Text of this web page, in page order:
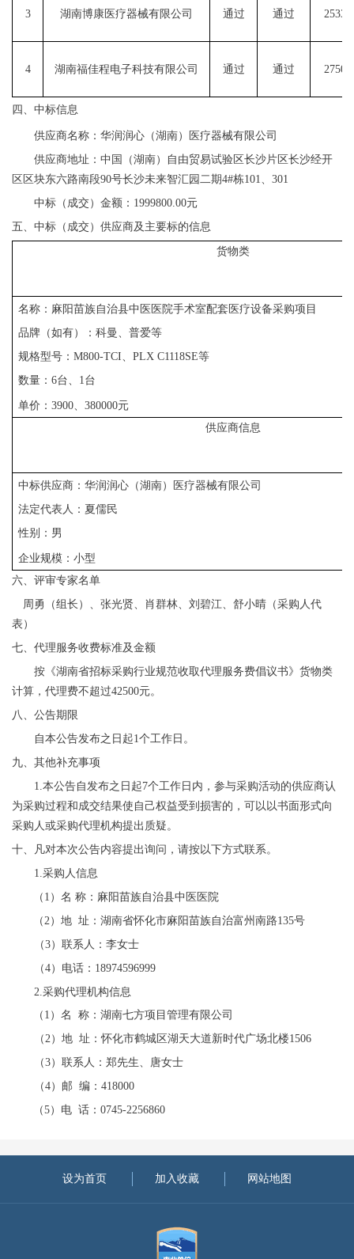
3 湖南博康医疗器械有限公司 通过 通过
4 湖南福佳程电子科技有限公司 通过 通过
四、中标信息
供应商名称：华润润心（湖南）医疗器械有限公司
供应商地址：中国（湖南）自由贸易试验区长沙片区长沙经开
区区块东六路南段90号长沙未来智汇园二期4#栋101、301
中标（成交）金额： 1999800.00元
五、 中标（成交）供应商及 主要标的信息
货物类
名称：麻阳苗族自治县中医医院手术室配套医疗设备采购项目
品牌（如有）：科曼、普爱等
规格型号：M800-TCI、PLX C1118SE等
数量：6台、1台
单价：3900、380000元
供应商信息
中标供应商：华润润心（湖南）医疗器械有限公司
法定代表 人：夏儒民
性别：男
企业规模：小型
六、评审专家名单
周勇（组长）、张光贤、肖群林、刘碧江、舒小晴（采购人代
表）
七、 代理服务收费标准及金额
按《湖南省招标采购行业规范收取代理服务费倡议书》货物类
计算，代理费不超过42500元。
八、 公告期限
自本公告发布之日起1个工作日。
九、 其他补充事项
1.本公告自发布之日起7个工作日内，参与采购活动的供应商认
为采购过程和成交结果使自己权益受到损害的，可以以书面形式向
采购人或采购代理机构提出质疑。
十、凡对本次公告内容提出询问，请按以下方式联系。
1.采购人信息
（ 1）名 称： 麻阳苗族自治县中医医院
（2）地 址：湖南省怀化市麻阳苗族自治富州南路135号
（3） 联系人： 李女士
（4） 电话： 18974596999
2.采购代理机构信息
（ 1）名 称：湖南七方项目管理有限公司
（2）地 址：怀化市鹤城区湖天大道新时代广场北楼1506
（3）联系人： 郑先生、唐女士
（4）邮 编： 418000
（5）电 话：0745-2256860
设为首页 加入收藏 网站地图